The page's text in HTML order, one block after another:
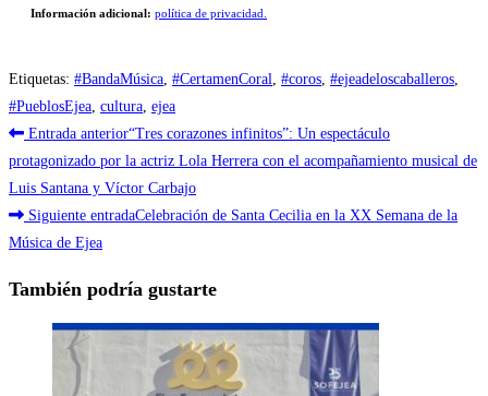
Información adicional: política de privacidad.
Etiquetas: #BandaMúsica #CertamenCoral #coros #ejeadeloscaballeros
#PueblosEjea cultura ejea
Leer
más
artículos
Entrada anterior“Tres corazones infinitos”: Un espectáculo
protagonizado por la actriz Lola Herrera con el acompañamiento musical de
Luis Santana y Víctor Carbajo
Siguiente entradaCelebración de Santa Cecilia en la XX Semana de la
Música de Ejea
También podría gustarte